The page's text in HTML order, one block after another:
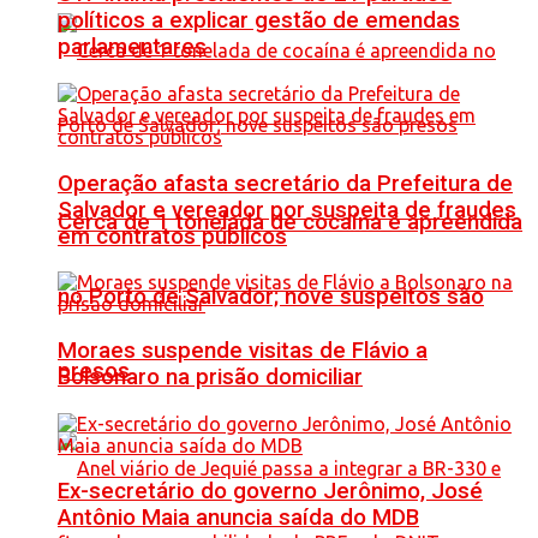
Cerca de 1 tonelada de cocaína é apreendida
no Porto de Salvador; nove suspeitos são
presos
políticos a explicar gestão de emendas
parlamentares
Operação afasta secretário da Prefeitura de
Salvador e vereador por suspeita de fraudes
em contratos públicos
Moraes suspende visitas de Flávio a
Bolsonaro na prisão domiciliar
Ex-secretário do governo Jerônimo, José
Antônio Maia anuncia saída do MDB